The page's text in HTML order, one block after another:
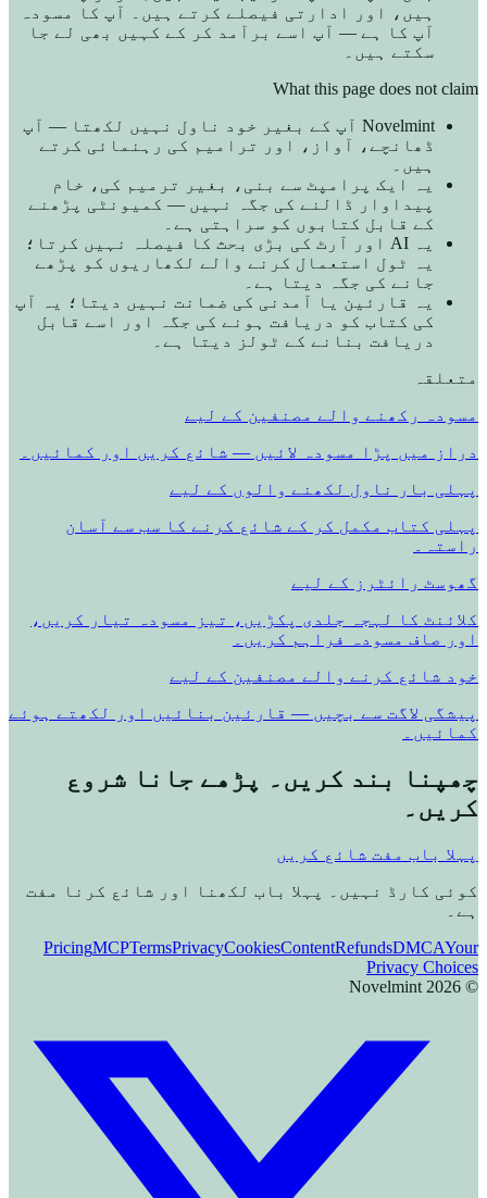
ہیں، اور ادارتی فیصلے کرتے ہیں۔ آپ کا مسودہ
آپ کا ہے — آپ اسے برآمد کر کے کہیں بھی لے جا
سکتے ہیں۔
What this page does not claim
Novelmint آپ کے بغیر خود ناول نہیں لکھتا — آپ
ڈھانچے، آواز، اور ترامیم کی رہنمائی کرتے
ہیں۔
یہ ایک پرامپٹ سے بنی، بغیر ترمیم کی، خام
پیداوار ڈالنے کی جگہ نہیں — کمیونٹی پڑھنے
کے قابل کتابوں کو سراہتی ہے۔
یہ AI اور آرٹ کی بڑی بحث کا فیصلہ نہیں کرتا؛
یہ ٹول استعمال کرنے والے لکھاریوں کو پڑھے
جانے کی جگہ دیتا ہے۔
یہ قارئین یا آمدنی کی ضمانت نہیں دیتا؛ یہ آپ
کی کتاب کو دریافت ہونے کی جگہ اور اسے قابل
دریافت بنانے کے ٹولز دیتا ہے۔
متعلقہ
مسودہ رکھنے والے مصنفین کے لیے
دراز میں پڑا مسودہ لائیں — شائع کریں اور کمائیں۔
پہلی بار ناول لکھنے والوں کے لیے
پہلی کتاب مکمل کر کے شائع کرنے کا سب سے آسان
راستہ۔
گھوسٹ رائٹرز کے لیے
کلائنٹ کا لہجہ جلدی پکڑیں، تیز مسودہ تیار کریں،
اور صاف مسودہ فراہم کریں۔
خود شائع کرنے والے مصنفین کے لیے
پیشگی لاگت سے بچیں — قارئین بنائیں اور لکھتے ہوئے
کمائیں۔
چھپنا بند کریں۔ پڑھے جانا شروع
کریں۔
پہلا باب مفت شائع کریں
کوئی کارڈ نہیں۔ پہلا باب لکھنا اور شائع کرنا مفت
ہے۔
PricingMCPTermsPrivacyCookiesContentRefundsDMCAYour
Privacy Choices
©
2026